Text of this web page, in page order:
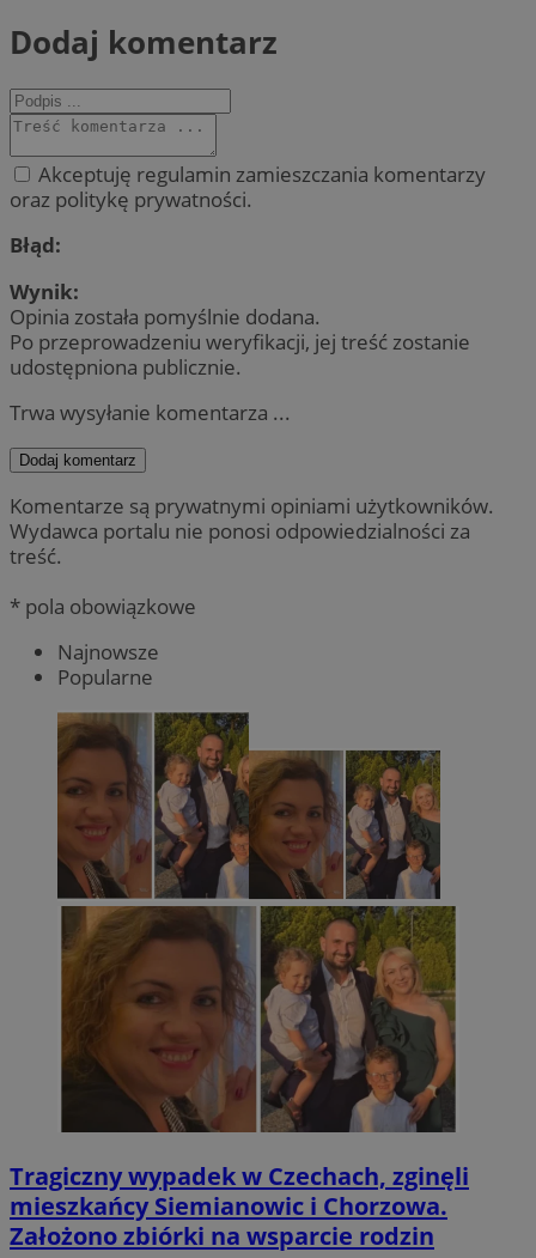
Dodaj komentarz
Akceptuję regulamin zamieszczania komentarzy
oraz politykę prywatności.
Błąd:
Wynik:
Opinia została pomyślnie dodana.
Po przeprowadzeniu weryfikacji, jej treść zostanie
udostępniona publicznie.
Trwa wysyłanie komentarza ...
Dodaj komentarz
Komentarze są prywatnymi opiniami użytkowników.
Wydawca portalu nie ponosi odpowiedzialności za
treść.
* pola obowiązkowe
Najnowsze
Popularne
Tragiczny wypadek w Czechach, zginęli
mieszkańcy Siemianowic i Chorzowa.
Założono zbiórki na wsparcie rodzin